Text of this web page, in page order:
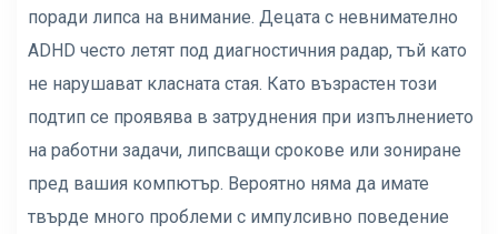
поради липса на внимание. Децата с невнимателно
ADHD често летят под диагностичния радар, тъй като
не нарушават класната стая. Като възрастен този
подтип се проявява в затруднения при изпълнението
на работни задачи, липсващи срокове или зониране
пред вашия компютър. Вероятно няма да имате
твърде много проблеми с импулсивно поведение